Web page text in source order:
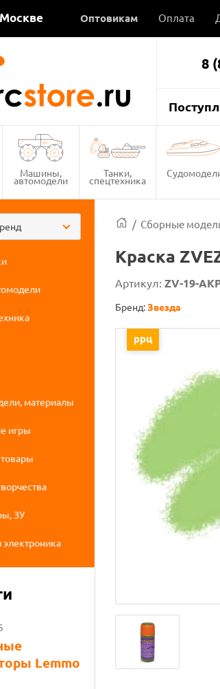
Оптовикам Оплата
8
Машины,
автомодели
Танки,
спецтехника
материалы
игры
ЗУ
электроника
Lemmo
/ Сборные
Краска
Артикул: ZV-19-
Бренд:Звезда
ррц